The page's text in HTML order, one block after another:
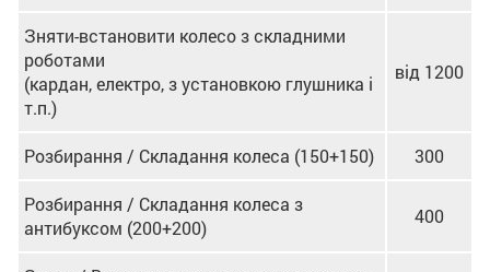
Зняти-встановити колесо з складними
роботами
(кардан, електро, з установкою глушника і
т.п.)
від 1200
Розбирання / Складання колеса (150+150) 300
Розбирання / Складання колеса з
антибуксом (200+200)
400